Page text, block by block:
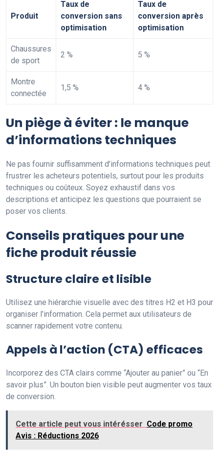
Produit
Taux de
conversion sans
optimisation
Taux de
conversion après
optimisation
Chaussures
de sport
2 % 5 %
Montre
connectée
1,5 % 4 %
Un piège à éviter : le manque
d’informations techniques
Ne pas fournir suffisamment d’informations techniques peut
frustrer les acheteurs potentiels, surtout pour les produits
techniques ou coûteux. Soyez exhaustif dans vos
descriptions et anticipez les questions que pourraient se
poser vos clients.
Conseils pratiques pour une
fiche produit réussie
Structure claire et lisible
Utilisez une hiérarchie visuelle avec des titres H2 et H3 pour
organiser l’information. Cela permet aux utilisateurs de
scanner rapidement votre contenu.
Appels à l’action (CTA) efficaces
Incorporez des CTA clairs comme “Ajouter au panier” ou “En
savoir plus”. Un bouton bien visible peut augmenter vos taux
de conversion.
Cette article peut vous intérésser Code promo
Avis : Réductions 2026